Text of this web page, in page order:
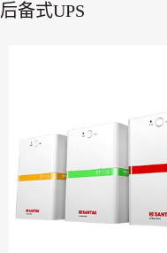
后备式UPS